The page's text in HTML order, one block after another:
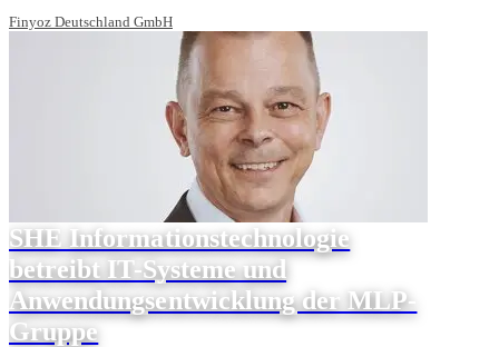
Finyoz Deutschland GmbH
SHE Informationstechnologie
betreibt IT-Systeme und
Anwendungsentwicklung der MLP-
Gruppe